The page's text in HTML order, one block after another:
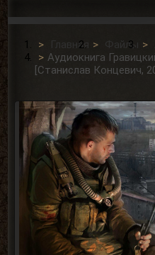
Главная Файлы
Аудиокнига
[Станислав Концевич,